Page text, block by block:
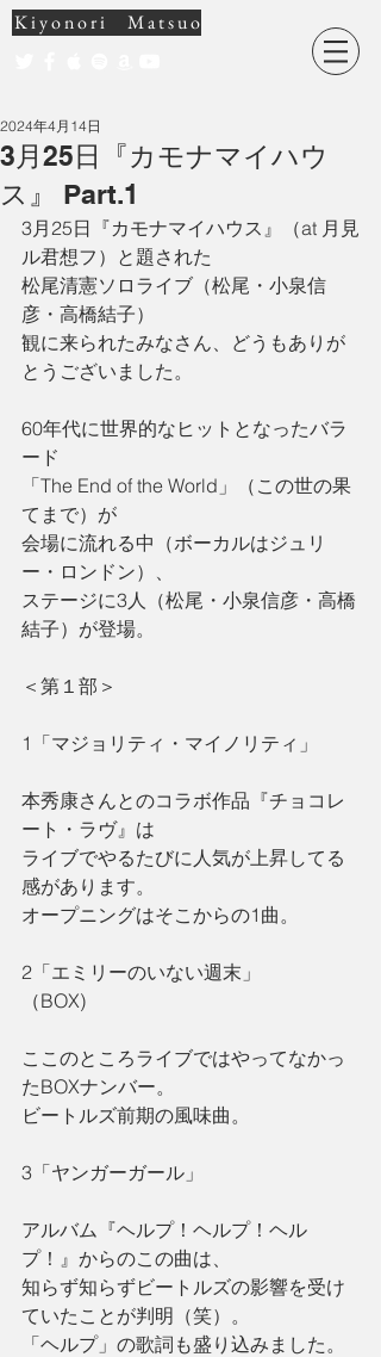
K i y o n o r i M a t s u o
3月25日『カモナマイハウ
ス』 Part.1
2024年4月14日
3月25日『カモナマイハウス』（at 月見
ル君想フ）と題された
松尾清憲ソロライブ（松尾・小泉信
彦・高橋結子）
観に来られたみなさん、どうもありが
とうございました。
60年代に世界的なヒットとなったバラ
ード
「The End of the World」（この世の果
てまで）が
会場に流れる中（ボーカルはジュリ
ー・ロンドン）、
ステージに3人（松尾・小泉信彦・高橋
結子）が登場。
＜第１部＞
1「マジョリティ・マイノリティ」
本秀康さんとのコラボ作品『チョコレ
ート・ラヴ』は
ライブでやるたびに人気が上昇してる
感があります。
オープニングはそこからの1曲。
2「エミリーのいない週末」
（BOX)
ここのところライブではやってなかっ
たBOXナンバー。
ビートルズ前期の風味曲。
3「ヤンガーガール」
アルバム『ヘルプ！ヘルプ！ヘル
プ！』からのこの曲は、
知らず知らずビートルズの影響を受け
ていたことが判明（笑）。
「ヘルプ」の歌詞も盛り込みました。